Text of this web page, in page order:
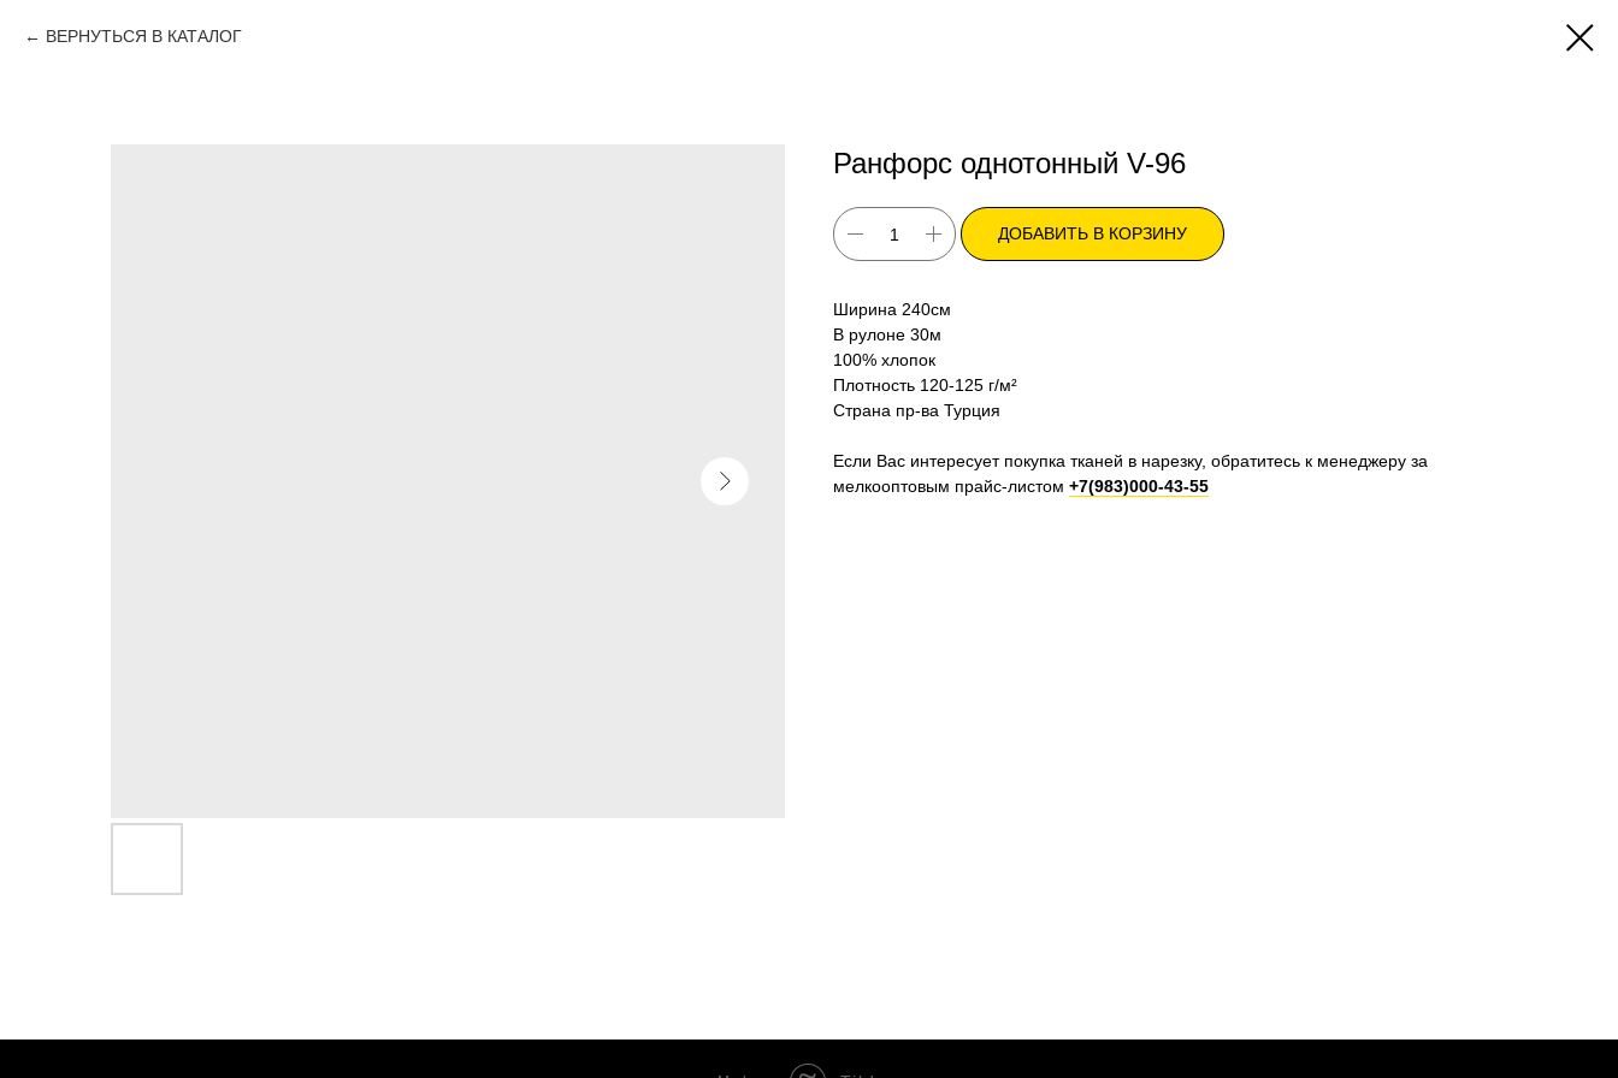
ВЕРНУТЬСЯ В КАТАЛОГ
Ранфорс однотонный V-96
ДОБАВИТЬ В КОРЗИНУ
Ширина 240см
В рулоне 30м
100% хлопок
Плотность 120-125 г/м²
Страна пр-ва Турция
Если Вас интересует покупка тканей в нарезку, обратитесь к менеджеру за
мелкооптовым прайс-листом +7(983)000-43-55